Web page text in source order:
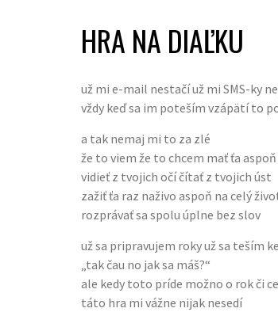
HRA NA DIAĽKU
už mi e-mail nestačí už mi SMS-ky
vždy keď sa im poteším vzápätí to
a tak nemaj mi to za zlé
že to viem že to chcem mať ťa aspoň
vidieť z tvojich očí čítať z tvojich úst
zažiť ťa raz naživo aspoň na celý
rozprávať sa spolu úplne bez slov
už sa pripravujem roky už sa teším
„tak čau no jak sa máš?“
ale kedy toto príde možno o rok či
táto hra mi vážne nijak nesedí